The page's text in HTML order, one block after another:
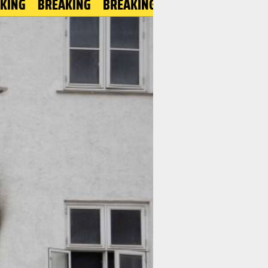
BREAKING BREAKING BREAKING